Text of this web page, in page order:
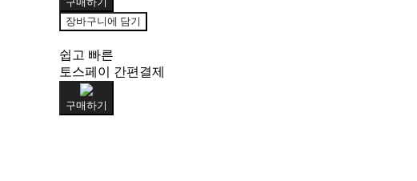
장바구니에 담기
쉽고 빠른
토스페이 간편결제
구매하기